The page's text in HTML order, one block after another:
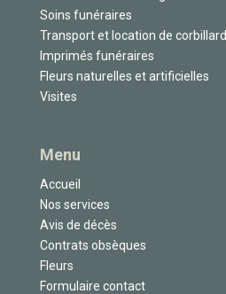
Soins funéraires
Transport et location de corbillard
Imprimés funéraires
Fleurs naturelles et artificielles
Visites
Menu
Accueil
Nos services
Avis de décès
Contrats obsèques
Fleurs
Formulaire contact